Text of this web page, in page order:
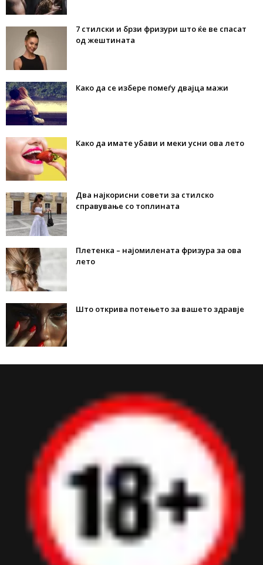
7 стилски и брзи фризури што ќе ве спасат
од жештината
Како да се избере помеѓу двајца мажи
Како да имате убави и меки усни ова лето
Два најкорисни совети за стилско
справување со топлината
Плетенка – најомилената фризура за ова
лето
Што открива потењето за вашето здравје